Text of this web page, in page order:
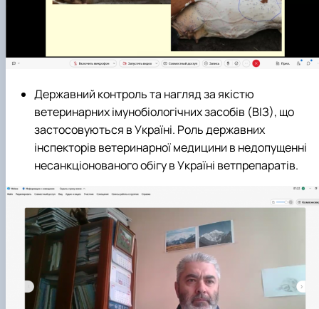
Державний контроль та нагляд за якістю
ветеринарних імунобіологічних засобів (ВІЗ), що
застосовуються в Україні. Роль державних
інспекторів ветеринарної медицини в недопущенні
несанкціонованого обігу в Україні ветпрепаратів.